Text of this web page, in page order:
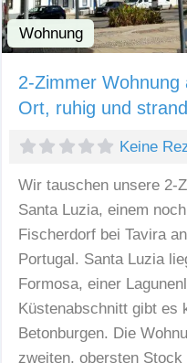
Wohnung
2-Zimmer
Ort, ruhig und
Keine
Wir tauschen unsere 2-
Santa Luzia, einem
Fischerdorf bei Tavira
Portugal. Santa Luzia
Formosa, einer
Küstenabschnitt gibt es
Betonburgen. Die
zweiten, obersten